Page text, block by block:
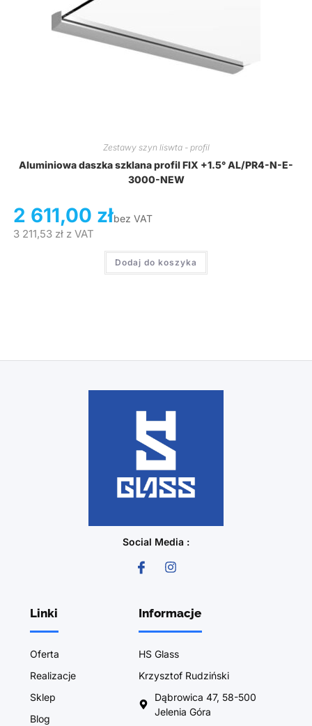
Zestawy szyn liswta - profil
Aluminiowa daszka szklana profil FIX +1.5° AL/PR4-N-E-
3000-NEW
2 611,00 złbez VAT
3 211,53 złz VAT
Dodaj do koszyka
Social Media :
Linki
Oferta
Realizacje
Sklep
Blog
Informacje
HS Glass
Krzysztof Rudziński
Dąbrowica 47, 58-500
Jelenia Góra